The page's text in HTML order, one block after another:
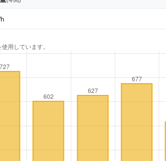
用しています。